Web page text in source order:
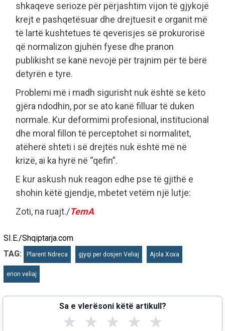
shkaqeve serioze për përjashtim vijon të gjykojë
krejt e pashqetësuar dhe drejtuesit e organit më
të lartë kushtetues të qeverisjes së prokurorisë
që normalizon gjuhën fyese dhe pranon
publikisht se kanë nevojë për trajnim për të bërë
detyrën e tyre.
Problemi më i madh sigurisht nuk është se këto
gjëra ndodhin, por se ato kanë filluar të duken
normale. Kur deformimi profesional, institucional
dhe moral fillon të perceptohet si normalitet,
atëherë shteti i së drejtës nuk është më në
krizë, ai ka hyrë në “qefin”.
E kur askush nuk reagon edhe pse të gjithë e
shohin këtë gjendje, mbetet vetëm një lutje:
Zoti, na ruajt./TemA
SI.E./Shqiptarja.com
TAG:
Plarent Ndreca gjyqi per dosjen Veliaj Ajola Xoxa
erion veliaj
Sa e vlerësoni këtë artikull?
★ ★ ★ ★ ★